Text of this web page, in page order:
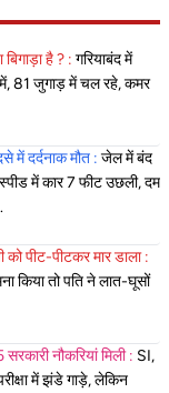
है ? : गरियाबंद में
81 जुगाड़ में चल रहे, कमर
दर्दनाक मौत : जेल में बंद
में कार 7 फीट उछली, दम
पीट-पीटकर मार डाला :
किया तो पति ने लात-घूसों
नौकरियां मिली : SI,
में झंडे गाड़े, लेकिन